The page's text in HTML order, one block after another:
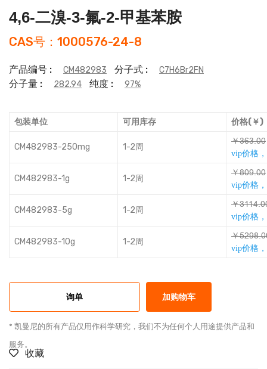
4,6-二溴-3-氟-2-甲基苯胺
CAS号：1000576-24-8
产品编号 : CM482983 分子式 : C7H6Br2FN
分子量 : 282.94 纯度 : 97%
包装单位 可用库存 价格(￥)
CM482983-250mg 1-2周
￥ŔșŔƄƞƞ
vip价格
CM482983-1g 1-2周
￥ŭƞƏƄƞƞ
vip价格
CM482983-5g 1-2周
￥
vip价格
CM482983-10g 1-2周
￥
vip价格
询单 加购物车
* 凯曼尼的所有产品仅用作科学研究，我们不为任何个人用途提供产品和
服务。
收藏